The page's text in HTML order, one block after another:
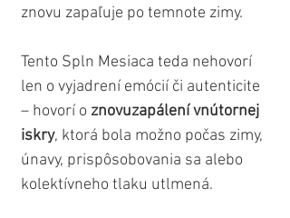
znovu zapaľuje po temnote zimy.
Tento Spln Mesiaca teda nehovorí
len o vyjadrení emócií či autenticite
– hovorí o znovuzapálení vnútornej
iskry, ktorá bola možno počas zimy,
únavy, prispôsobovania sa alebo
kolektívneho tlaku utlmená.